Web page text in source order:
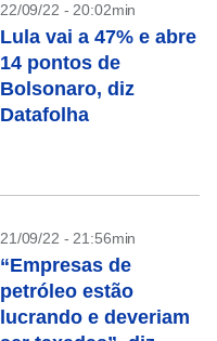
22/09/22 - 20:02min
Lula vai a 47% e abre
14 pontos de
Bolsonaro, diz
Datafolha
21/09/22 - 21:56min
“Empresas de
petróleo estão
lucrando e deveriam